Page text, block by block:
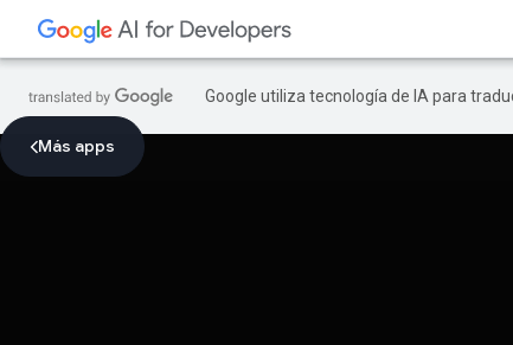
Google utiliza tecnología de IA para
Más apps